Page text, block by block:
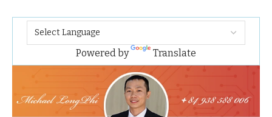
Powered by Translate